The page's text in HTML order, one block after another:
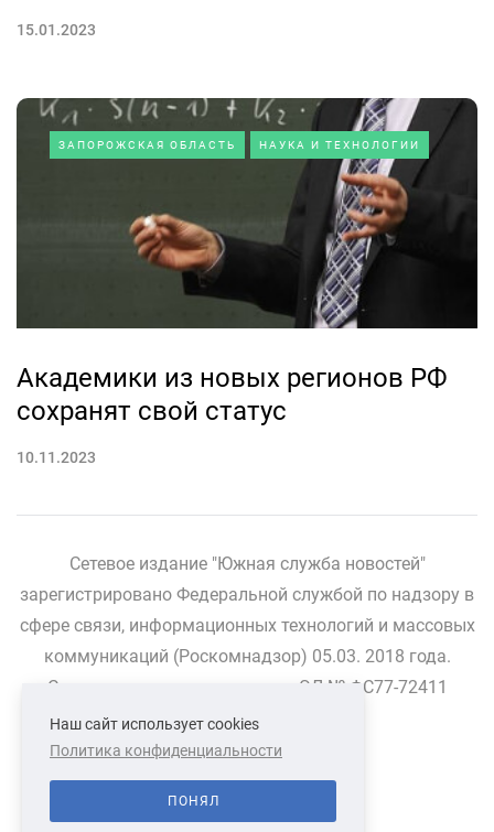
15.01.2023
ЗАПОРОЖСКАЯ ОБЛАСТЬ НАУКА И ТЕХНОЛОГИИ
Академики из новых регионов РФ
сохранят свой статус
10.11.2023
Сетевое издание "Южная служба новостей"
зарегистрировано Федеральной службой по надзору в
сфере связи, информационных технологий и массовых
коммуникаций (Роскомнадзор) 05.03. 2018 года.
Свидетельство о регистрации ЭЛ № ФС77-72411
СВЯЗАТЬСЯ С НАМИ
Наш сайт использует cookies
Политика конфиденциальности
ПОНЯЛ